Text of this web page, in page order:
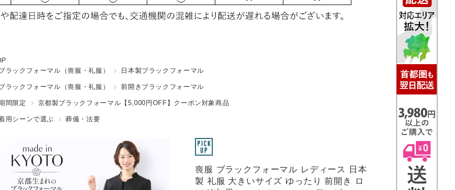
ラックフォーマル（喪服・礼服）
日本製ブラックフォーマル
ラックフォーマル（喪服・礼服） 前開きブラックフォーマル
間限定 京都製ブラックフォーマル【5,000円OFF】クーポン対象商品
用シーンで選ぶ 葬儀・法要
喪服 ブラックフォーマル レディース 日本
製 礼服 大きいサイズ ゆったり 前開き ロ